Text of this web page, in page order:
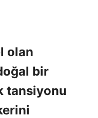
olan
bir
tansiyonu